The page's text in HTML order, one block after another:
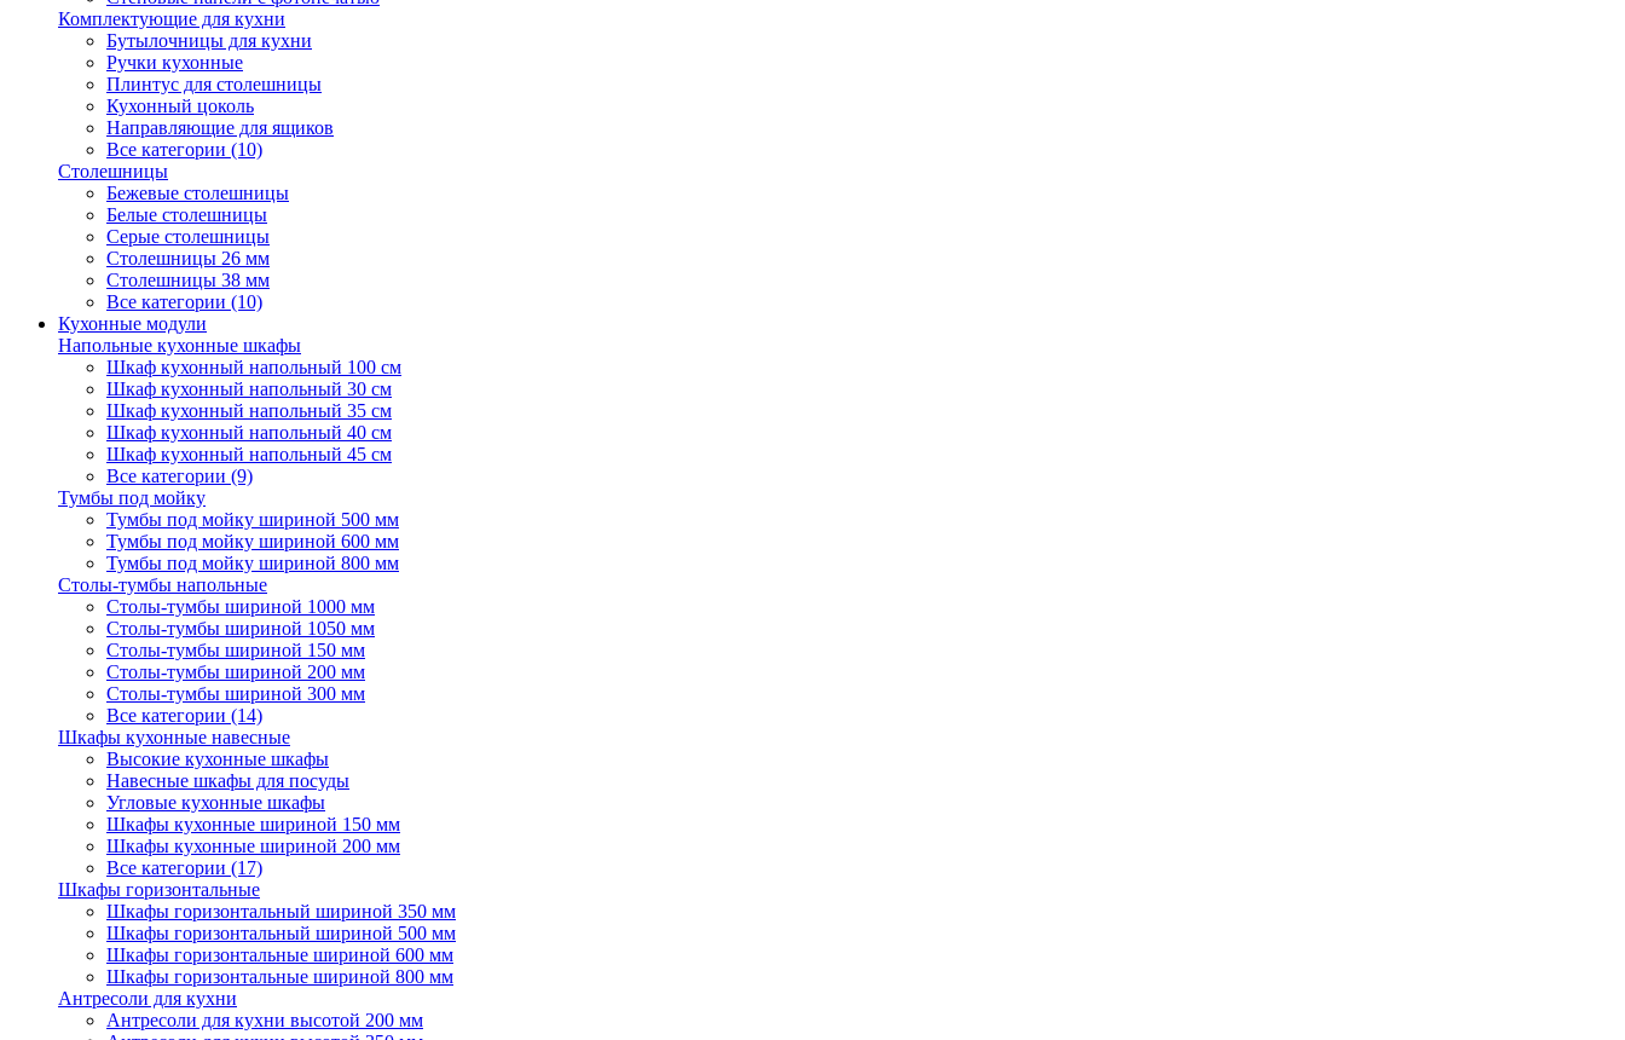
Комплектующие для кухни
Бутылочницы для кухни
Ручки кухонные
Плинтус для столешницы
Кухонный цоколь
Направляющие для ящиков
Все категории (10)
Столешницы
Бежевые столешницы
Белые столешницы
Серые столешницы
Столешницы 26 мм
Столешницы 38 мм
Все категории (10)
Кухонные модули
Напольные кухонные шкафы
Шкаф кухонный напольный 100 см
Шкаф кухонный напольный 30 см
Шкаф кухонный напольный 35 см
Шкаф кухонный напольный 40 см
Шкаф кухонный напольный 45 см
Все категории (9)
Тумбы под мойку
Тумбы под мойку шириной 500 мм
Тумбы под мойку шириной 600 мм
Тумбы под мойку шириной 800 мм
Столы-тумбы напольные
Столы-тумбы шириной 1000 мм
Столы-тумбы шириной 1050 мм
Столы-тумбы шириной 150 мм
Столы-тумбы шириной 200 мм
Столы-тумбы шириной 300 мм
Все категории (14)
Шкафы кухонные навесные
Высокие кухонные шкафы
Навесные шкафы для посуды
Угловые кухонные шкафы
Шкафы кухонные шириной 150 мм
Шкафы кухонные шириной 200 мм
Все категории (17)
Шкафы горизонтальные
Шкафы горизонтальный шириной 350 мм
Шкафы горизонтальный шириной 500 мм
Шкафы горизонтальные шириной 600 мм
Шкафы горизонтальные шириной 800 мм
Антресоли для кухни
Антресоли для кухни высотой 200 мм